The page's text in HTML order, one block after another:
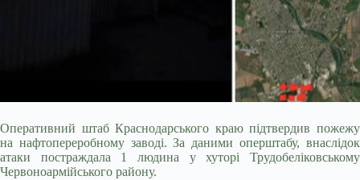
Оперативний штаб Краснодарського краю підтвердив пожежу
на нафтопереробному заводі. За даними оперштабу, внаслідок
атаки постраждала 1 людина у хуторі Трудобеліковському
Червоноармійського району.